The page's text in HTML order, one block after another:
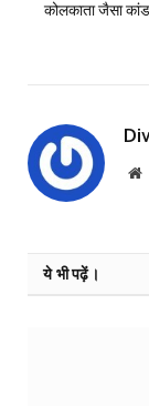
कोलकाता जैसा
ये भी पढ़ें।